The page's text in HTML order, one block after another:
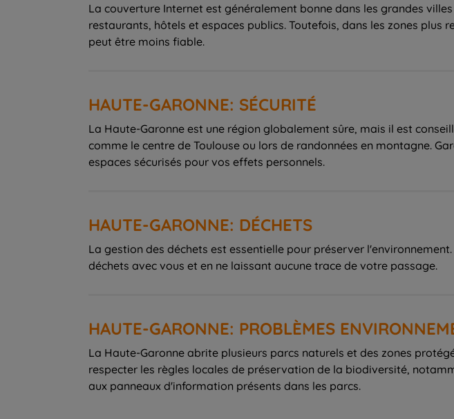
La couverture Internet est généralement bonne dans les grandes
restaurants, hôtels et espaces publics. Toutefois, dans les zones
peut être moins fiable.
HAUTE-GARONNE: SÉCURITÉ
La Haute-Garonne est une région globalement sûre, mais il est
comme le centre de Toulouse ou lors de randonnées en montagne.
espaces sécurisés pour vos effets personnels.
HAUTE-GARONNE: DÉCHETS
La gestion des déchets est essentielle pour préserver
déchets avec vous et en ne laissant aucune trace de votre passage.
HAUTE-GARONNE: PROBLÈMES
La Haute-Garonne abrite plusieurs parcs naturels et des zones
respecter les règles locales de préservation de la biodiversité,
aux panneaux d'information présents dans les parcs.